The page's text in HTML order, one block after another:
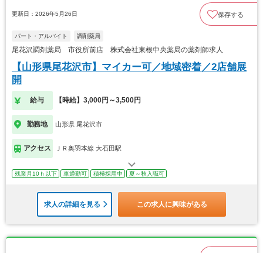
更新日：2026年5月26日 保存する
パート・アルバイト 調剤薬局
尾花沢調剤薬局 市役所前店 株式会社東根中央薬局の薬剤師求人
【山形県尾花沢市】マイカー可／地域密着／2店舗展
開
給与 【時給】3,000円～3,500円
勤務地 山形県 尾花沢市
アクセス ＪＲ奥羽本線 大石田駅
残業月10ｈ以下 車通勤可 積極採用中 夏～秋入職可
求人の詳細を見る この求人に興味がある